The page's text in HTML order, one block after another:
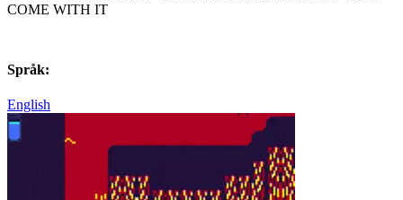
COME WITH IT
Språk:
English